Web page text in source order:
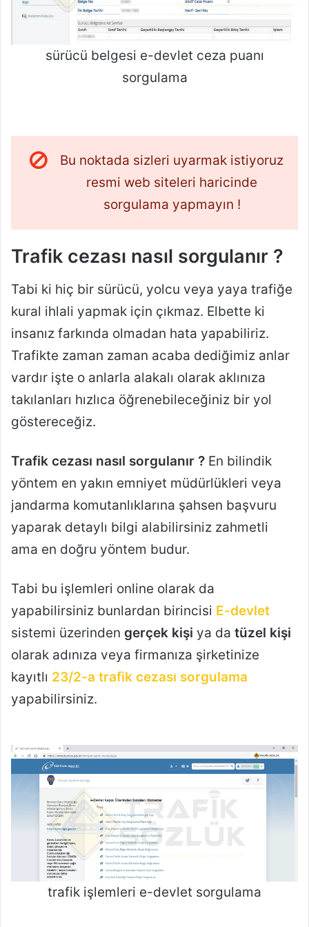
sürücü belgesi e-devlet ceza puanı
sorgulama
Bu noktada sizleri uyarmak istiyoruz
resmi web siteleri haricinde
sorgulama yapmayın !
Trafik cezası nasıl sorgulanır ?
Tabi ki hiç bir sürücü, yolcu veya yaya trafiğe
kural ihlali yapmak için çıkmaz. Elbette ki
insanız farkında olmadan hata yapabiliriz.
Trafikte zaman zaman acaba dediğimiz anlar
vardır işte o anlarla alakalı olarak aklınıza
takılanları hızlıca öğrenebileceğiniz bir yol
göstereceğiz.
Trafik cezası nasıl sorgulanır ? En bilindik
yöntem en yakın emniyet müdürlükleri veya
jandarma komutanlıklarına şahsen başvuru
yaparak detaylı bilgi alabilirsiniz zahmetli
ama en doğru yöntem budur.
Tabi bu işlemleri online olarak da
yapabilirsiniz bunlardan birincisi E-devlet
sistemi üzerinden gerçek kişi ya da tüzel kişi
olarak adınıza veya firmanıza şirketinize
kayıtlı 23/2-a trafik cezası sorgulama
yapabilirsiniz.
trafik işlemleri e-devlet sorgulama